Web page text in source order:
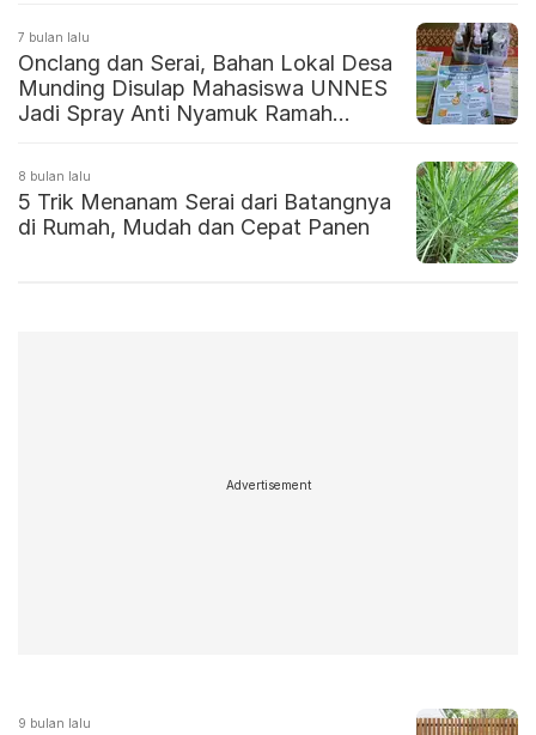
7 bulan lalu
Onclang dan Serai, Bahan Lokal Desa
Munding Disulap Mahasiswa UNNES
Jadi Spray Anti Nyamuk Ramah
8 bulan lalu
5 Trik Menanam Serai dari Batangnya
di Rumah, Mudah dan Cepat Panen
Advertisement
9 bulan lalu